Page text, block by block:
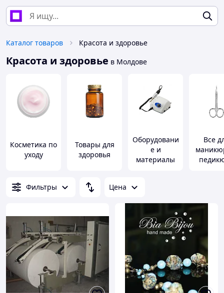
Каталог товаров Красота и здоровье
Красота и здоровье в Молдове
Косметика по
уходу
Товары для
здоровья
Оборудовани
е и
материалы
Все
Фильтры Цена